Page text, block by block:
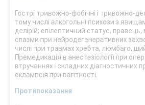
Гострі тривожно-фобічні і тривожно-
тому числі алкогольні психози з
делірій; епілептичний статус, правець,
спазми при нейродегенеративних
числі при травмах хребта, люмбаго,
Премедикація в анестезіології при
втручаннях і складних діагностичних
еклампсія при вагітності.
Протипоказання